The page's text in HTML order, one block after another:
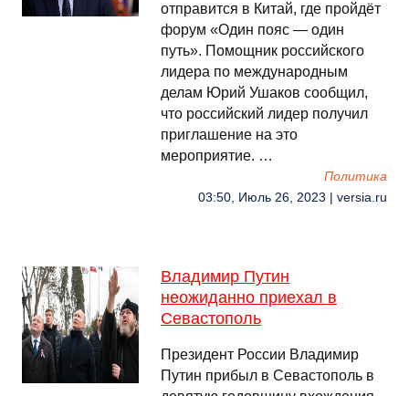
отправится в Китай, где пройдёт
форум «Один пояс — один
путь». Помощник российского
лидера по международным
делам Юрий Ушаков сообщил,
что российский лидер получил
приглашение на это
мероприятие. …
Политика
03:50, Июль 26, 2023 | versia.ru
Владимир Путин
неожиданно приехал в
Севастополь
Президент России Владимир
Путин прибыл в Севастополь в